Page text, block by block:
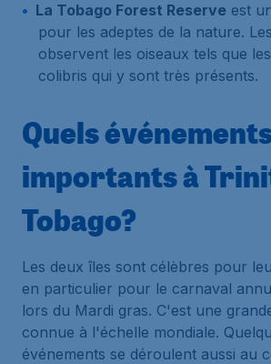
La Tobago Forest Reserve est
pour les adeptes de la nature.
observent les oiseaux tels que
colibris qui y sont très présents.
Quels
importants à
Tobago?
Les deux îles sont célèbres pour
en particulier pour le carnaval
lors du Mardi gras. C'est une
connue à l'échelle mondiale.
événements se déroulent aussi au